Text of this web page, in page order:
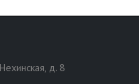
д. 8